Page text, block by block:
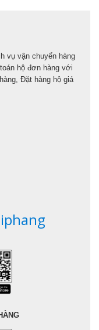
vụ vận chuyển hàng
hộ đơn hàng với
Đặt hàng hộ giá